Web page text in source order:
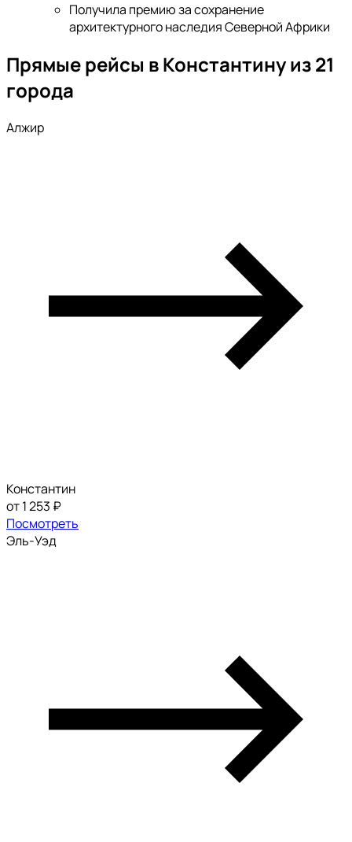
Получила премию за сохранение
архитектурного наследия Северной Африки
Прямые рейсы в Константину из 21
города
Алжир
Константин
от 1 253 ₽
Посмотреть
Эль-Уэд